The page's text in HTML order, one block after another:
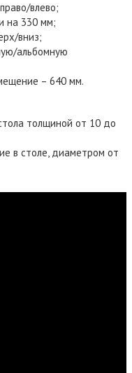
влево;
на 330 мм;
вниз;
альбомную
– 640 мм.
толщиной от 10 до
в столе, диаметром от